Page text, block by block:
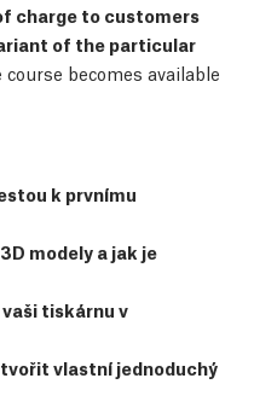
charge to customers
of the particular
course becomes available
k prvnímu
modely a jak je
tiskárnu v
vlastní jednoduchý